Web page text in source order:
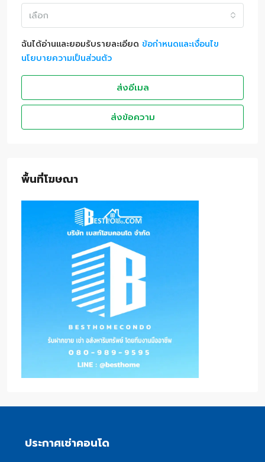
เลือก
ฉันได้อ่านและยอมรับรายละเอียด ข้อกำหนดและเงื่อนไข
นโยบายความเป็นส่วนตัว
ส่งอีเมล
ส่งข้อความ
พื้นที่โฆษณา
ประกาศเช่าคอนโด